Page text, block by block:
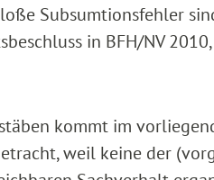
Subsumtionsfehler
in BFH/NV
kommt im
weil keine der